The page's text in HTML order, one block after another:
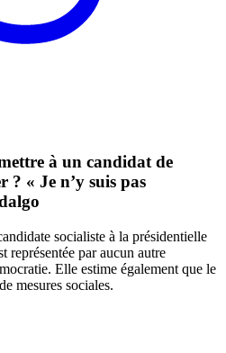
à un candidat de
? « Je n’y suis pas
socialiste à la présidentielle
représentée par aucun autre
Elle estime également que le
mesures sociales.